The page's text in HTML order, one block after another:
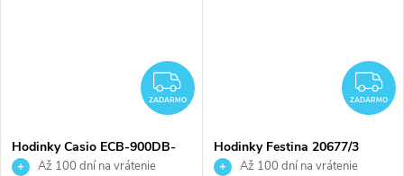
ZADARMO
ZADARMO
Hodinky Casio ECB-900DB-
1BERAž 100 dní na vrátenie
ZADARMO
Hodinky Festina 20677/3
Až 100 dní na vrátenie